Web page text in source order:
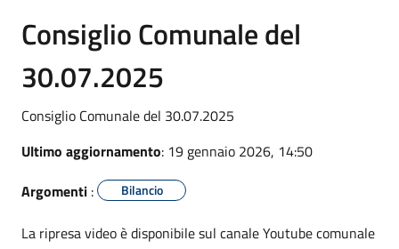
Consiglio Comunale del
30.07.2025
Consiglio Comunale del 30.07.2025
Ultimo aggiornamento: 19 gennaio 2026, 14:50
Argomenti : Bilancio
La ripresa video è disponibile sul canale Youtube comunale